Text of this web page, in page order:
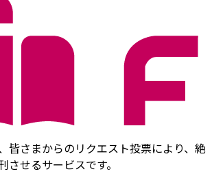
皆さまからのリクエスト投票により、絶
させるサービスです。